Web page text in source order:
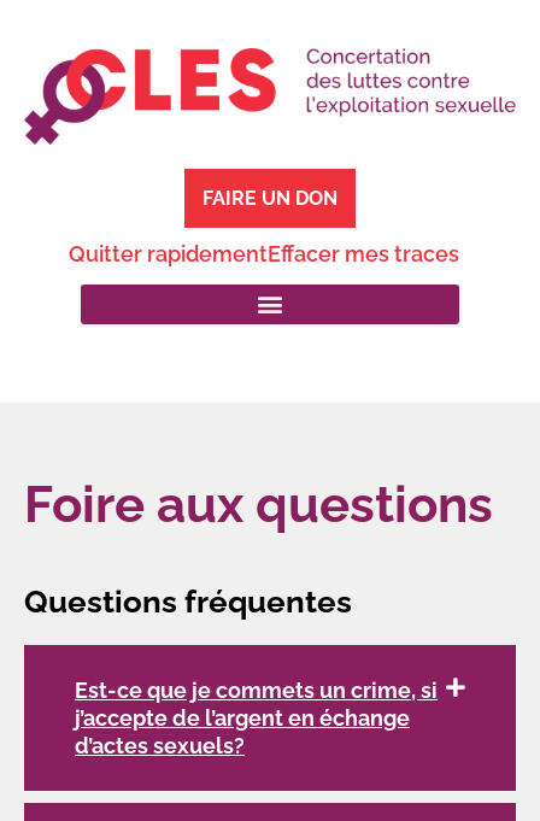
FAIRE UN DON
Quitter rapidementEffacer mes traces
Foire aux questions
Questions fréquentes
Est-ce que je commets un crime, si
j’accepte de l’argent en échange
d’actes sexuels?